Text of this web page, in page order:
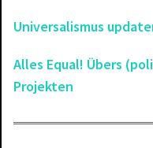
Universalismus
Alles Equal! Übers
Projekten